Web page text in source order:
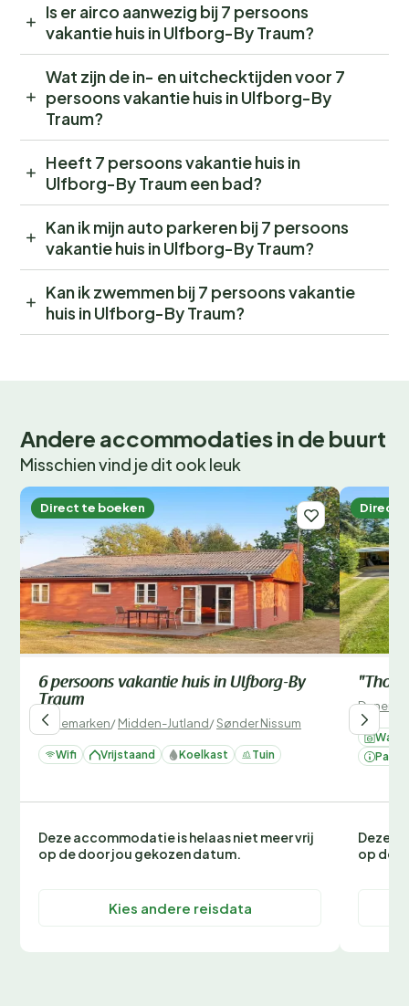
Is er airco aanwezig bij 7 persoons
vakantie huis in Ulfborg-By Traum?
Wat zijn de in- en uitchecktijden voor 7
persoons vakantie huis in Ulfborg-By
Traum?
Heeft 7 persoons vakantie huis in
Ulfborg-By Traum een bad?
Kan ik mijn auto parkeren bij 7 persoons
vakantie huis in Ulfborg-By Traum?
Kan ik zwemmen bij 7 persoons vakantie
huis in Ulfborg-By Traum?
Andere accommodaties in de buurt
Misschien vind je dit ook leuk
Direct te boeken
6 persoons vakantie huis in Ulfborg-By
Traum
Denemarken/Midden-Jutland/Sønder Nissum
Wifi Vrijstaand Koelkast Tuin
Deze accommodatie is helaas niet meer vrij
op de door jou gekozen datum.
Kies andere reisdata
Direct
"Tholf"
Deze
op de